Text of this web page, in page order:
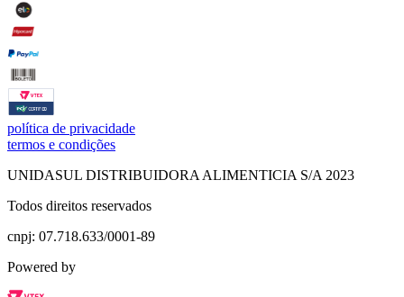
política de privacidade
termos e condições
UNIDASUL DISTRIBUIDORA ALIMENTICIA S/A 2023
Todos direitos reservados
cnpj: 07.718.633/0001-89
Powered by